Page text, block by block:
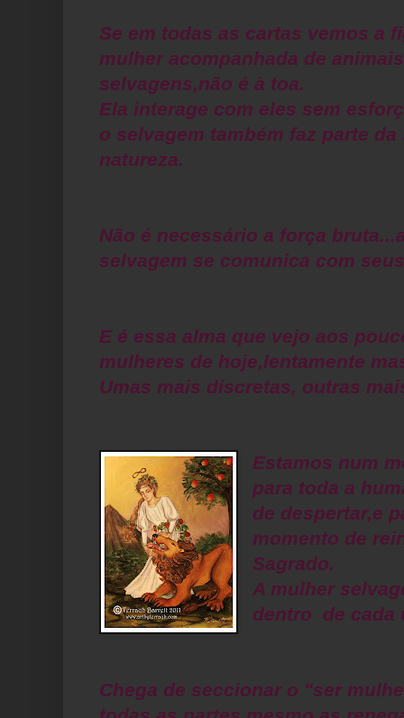
Se em todas as cartas vemos a
mulher acompanhada de animais
selvagens,não é à toa.
Ela interage com eles sem
o selvagem também faz parte da
natureza.
Não é necessário a força
selvagem se comunica com
E é essa alma que vejo aos
mulheres de hoje,lentamente
Umas mais discretas, outras
Estamos num
para toda a
de despertar,e
momento de
Sagrado.
A mulher
dentro de cada
Chega de seccionar o "ser